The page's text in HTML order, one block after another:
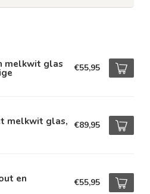
melkwit glas €55,95
melkwit glas, €89,95
en €55,95